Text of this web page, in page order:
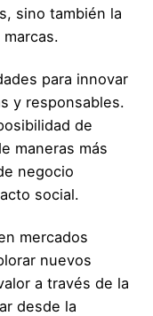
sino también la
para innovar
y responsables.
de
maneras más
negocio
social.
mercados
nuevos
a través de la
desde la